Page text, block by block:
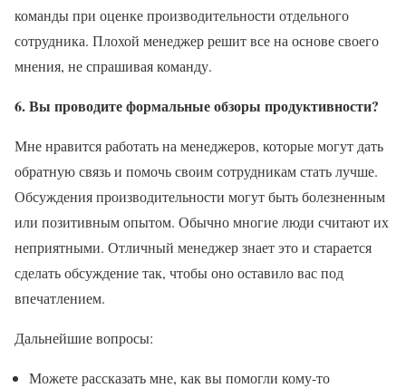
команды при оценке производительности отдельного
сотрудника. Плохой менеджер решит все на основе своего
мнения, не спрашивая команду.
6. Вы проводите формальные обзоры продуктивности?
Мне нравится работать на менеджеров, которые могут дать
обратную связь и помочь своим сотрудникам стать лучше.
Обсуждения производительности могут быть болезненным
или позитивным опытом. Обычно многие люди считают их
неприятными. Отличный менеджер знает это и старается
сделать обсуждение так, чтобы оно оставило вас под
впечатлением.
Дальнейшие вопросы:
Можете рассказать мне, как вы помогли кому-то